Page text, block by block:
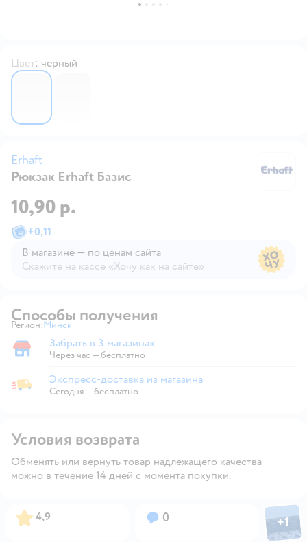
Цвет: черный
6619360
Erhaft
Рюкзак Erhaft Базис
10,90 р.
+0,11
В магазине — по ценам сайта
Скажите на кассе «Хочу как на сайте»
Способы получения
Регион: Выбор адреса доставки.
Минск
Забрать в магазине
Забрать в 3 магазинах
Через час — бесплатно
Экспресс-доставка из магазина
Экспресс-доставка из магазина
Сегодня—бесплатно
Условия возврата
Обменять или вернуть товар надлежащего качества
можно в течение 14 дней с момента покупки.
Рейтинг:
4,9 Вопросов:
0 Фото
+1